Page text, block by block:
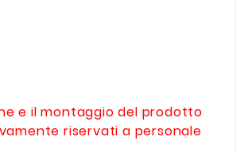
e il montaggio del prodotto
riservati a personale